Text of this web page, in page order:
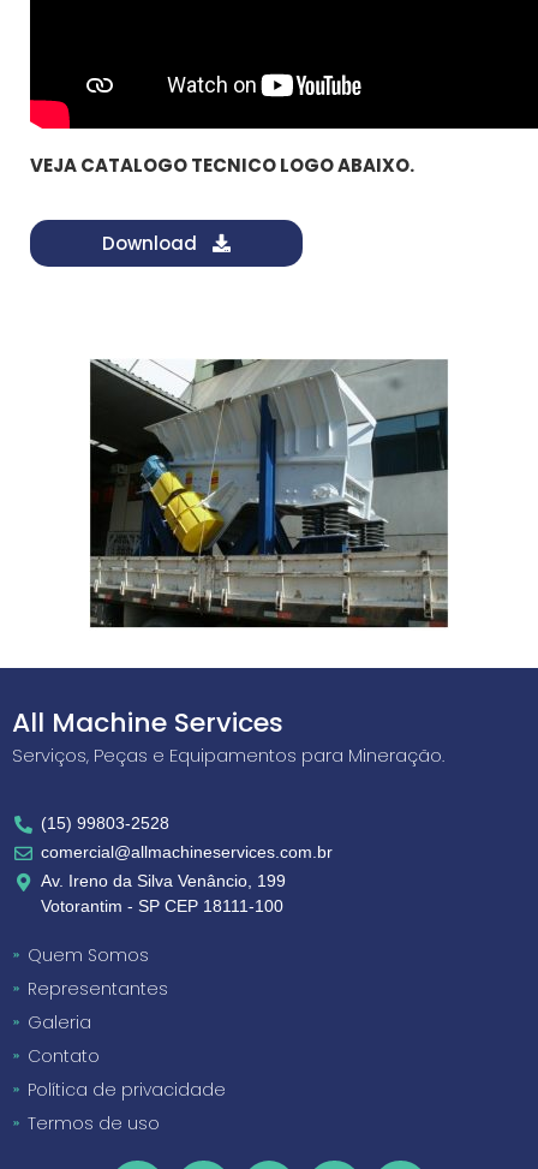
VEJA CATALOGO TECNICO LOGO ABAIXO.
Download
All Machine Services
Serviços, Peças e Equipamentos para Mineração.
(15) 99803-2528
comercial@allmachineservices.com.br
Av. Ireno da Silva Venâncio, 199
Votorantim - SP CEP 18111-100
Quem Somos
Representantes
Galeria
Contato
Política de privacidade
Termos de uso